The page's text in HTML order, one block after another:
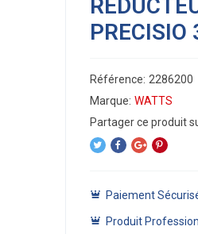
PRECISIO
Référence: 2286200
Marque: WATTS
Paiement
Produit